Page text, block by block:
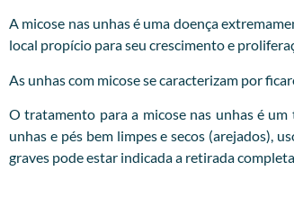
A micose nas unhas é uma doença
local propício para seu crescimento e
As unhas com micose se caracterizam por
O tratamento para a micose nas unhas é
unhas e pés bem limpes e secos (arejados),
graves pode estar indicada a retirada